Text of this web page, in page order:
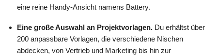
eine reine Handy-Ansicht namens Battery.
Eine große Auswahl an Projektvorlagen. Du erhältst über
200 anpassbare Vorlagen, die verschiedene Nischen
abdecken, von Vertrieb und Marketing bis hin zur